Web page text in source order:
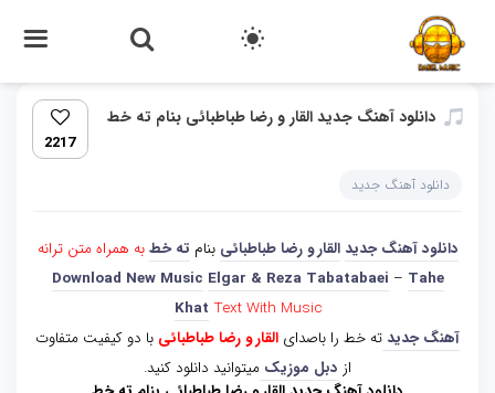
دانلود آهنگ جدید القار و رضا طباطبائی بنام ته خط
2217
دانلود آهنگ جدید
دانلود آهنگ جدید القار و رضا طباطبائی بنام ته خط به همراه متن ترانه
Download New Music Elgar & Reza Tabatabaei – Tahe
Khat Text With Music
آهنگ جدید ته خط را باصدای القار و رضا طباطبائی با دو کیفیت متفاوت
از دبل موزیک میتوانید دانلود کنید.